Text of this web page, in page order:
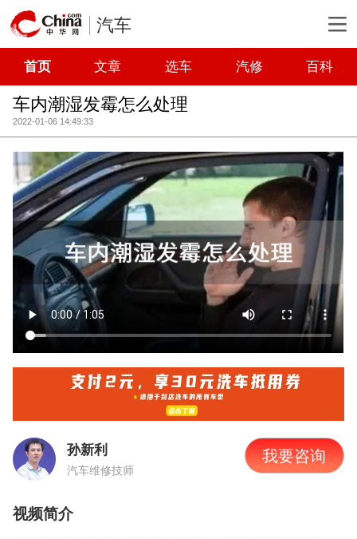
汽车
首页 文章 选车 汽修 百科
车内潮湿发霉怎么处理
2022-01-06 14:49:33
孙新利
汽车维修技师
我要咨询
视频简介